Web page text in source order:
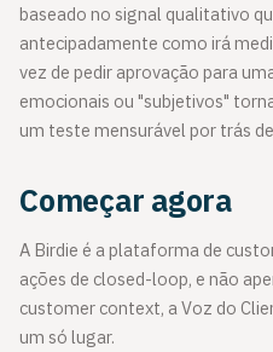
baseado no signal qualitativo
antecipadamente como irá
vez de pedir aprovação para
emocionais ou "subjetivos"
um teste mensurável por trás
Começar agora
A Birdie é a plataforma de
ações de closed-loop, e não
customer context, a Voz do
um só lugar.